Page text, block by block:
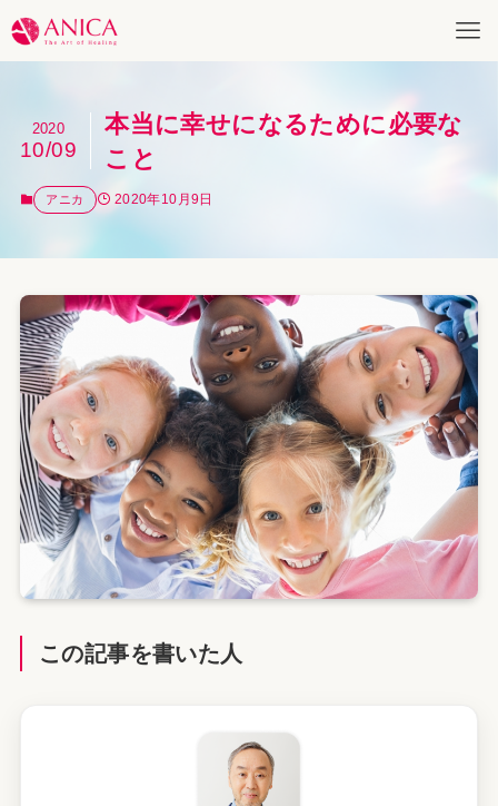
本当に幸せになるために必要な
こと
2020
10/09
アニカ 2020年10月9日
この記事を書いた人